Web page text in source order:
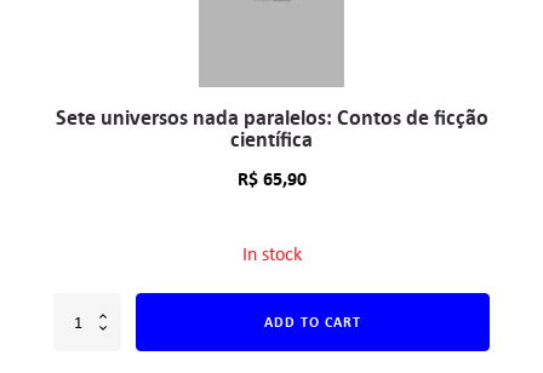
Sete universos nada paralelos: Contos de ficção
científica
R$65,90
In stock
ADD TO CART